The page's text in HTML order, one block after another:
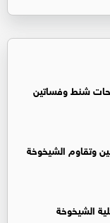
شنط وفساتين
وتقاوم الشيخوخة
الشيخوخة